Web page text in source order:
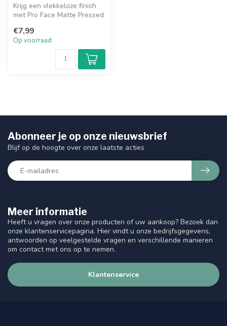
Krijg een vlekkeloze finish
met Pro Face Matte Pressed
€7,99
Op voorraad
Meer informatie
Heeft u vragen over onze producten of uw aankoop? Bezoek dan
onze klantenservicepagina. Hier vindt u onze bedrijfsgegevens,
antwoorden op veelgestelde vragen en verschillende manieren
om contact met ons op te nemen.
Klantenservice
Abonneer je op onze nieuwsbrief
Blijf op de hoogte over onze laatste acties